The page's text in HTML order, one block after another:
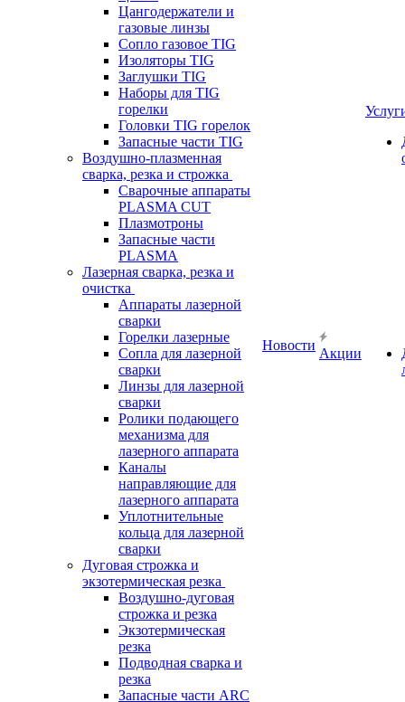
Цангодержатели и
газовые линзы
Сопло газовое TIG
Изоляторы TIG
Заглушки TIG
Наборы для TIG
горелки
Головки TIG горелок
Запасные части TIG
Воздушно-плазменная
сварка, резка и строжка
Сварочные аппараты
PLASMA CUT
Плазмотроны
Запасные части
PLASMA
Лазерная сварка, резка и
очистка
Аппараты лазерной
сварки
Горелки лазерные
Сопла для лазерной
сварки
Линзы для лазерной
сварки
Ролики подающего
механизма для
лазерного аппарата
Каналы
направляющие для
лазерного аппарата
Уплотнительные
кольца для лазерной
сварки
Дуговая строжка и
экзотермическая резка
Воздушно-дуговая
строжка и резка
Экзотермическая
резка
Подводная сварка и
резка
Запасные части ARC
Новости
Акции